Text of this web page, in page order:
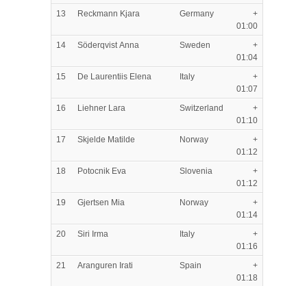
13
Reckmann Kjara Germany
+
01:00
14
Söderqvist Anna Sweden
+
01:04
15
De Laurentiis Elena Italy
+
01:07
16
Liehner Lara Switzerland
+
01:10
17
Skjelde Matilde Norway
+
01:12
18
Potocnik Eva Slovenia
+
01:12
19
Gjertsen Mia Norway
+
01:14
20
Siri Irma Italy
+
01:16
21
Aranguren Irati Spain
+
01:18